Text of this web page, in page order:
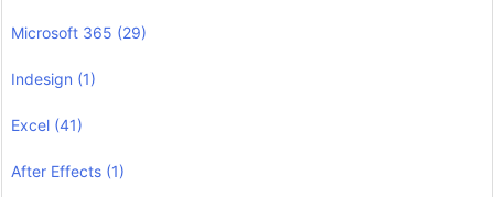
Microsoft 365 (29)
Indesign (1)
Excel (41)
After Effects (1)